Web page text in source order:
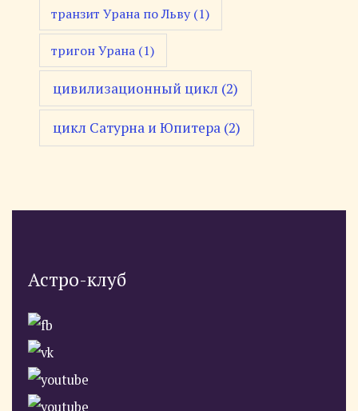
транзит Урана по Льву(1)
тригон Урана (1)
цивилизационный цикл (2)
цикл Сатурна и Юпитера(2)
Астро-клуб